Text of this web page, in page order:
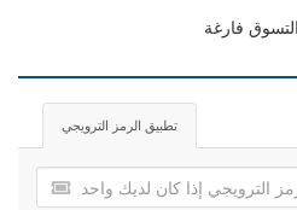
فارغة
تطبيق الرمز الترويجي